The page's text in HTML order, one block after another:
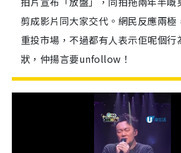
剪成影片同大家交代。網民反應兩極
重投市場，不過都有人表示佢呢個行
狀，仲揚言要unfollow！